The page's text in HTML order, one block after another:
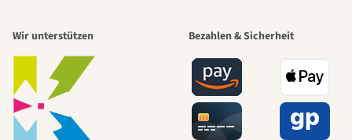
Wir unterstützen Bezahlen & Sicherheit